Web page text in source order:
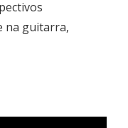
na guitarra,